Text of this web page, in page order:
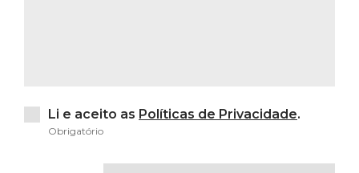
Li e aceito as Políticas de Privacidade.
Obrigatório